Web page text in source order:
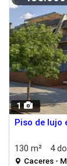
1
Piso de lujo
130 m² 4
Caceres -